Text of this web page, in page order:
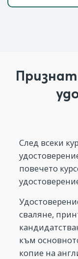
След всеки
повечето
сваляне,
към
копие на